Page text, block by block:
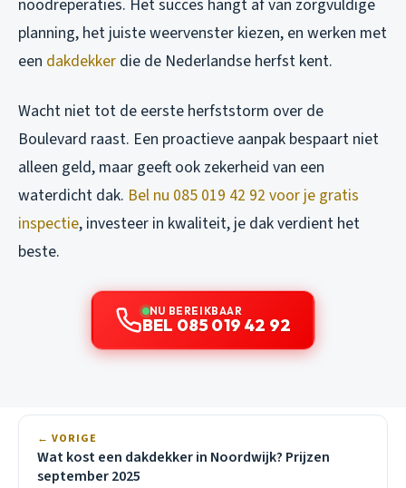
noodreperaties. Het succes hangt af van zorgvuldige
planning, het juiste weervenster kiezen, en werken met
een dakdekker die de Nederlandse herfst kent.
Wacht niet tot de eerste herfststorm over de
Boulevard raast. Een proactieve aanpak bespaart niet
alleen geld, maar geeft ook zekerheid van een
waterdicht dak. Bel nu 085 019 42 92 voor je gratis
inspectie, investeer in kwaliteit, je dak verdient het
beste.
NU BEREIKBAAR
BEL 085 019 42 92
← VORIGE
Wat kost een dakdekker in Noordwijk? Prijzen
september 2025